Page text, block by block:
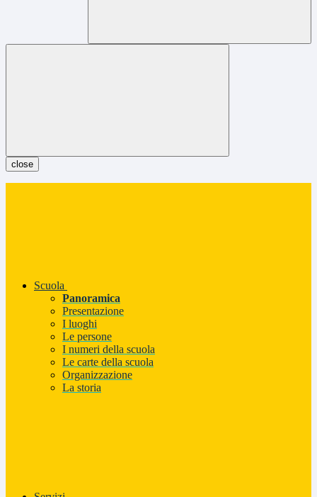
close
Scuola
Panoramica
Presentazione
I luoghi
Le persone
I numeri della scuola
Le carte della scuola
Organizzazione
La storia